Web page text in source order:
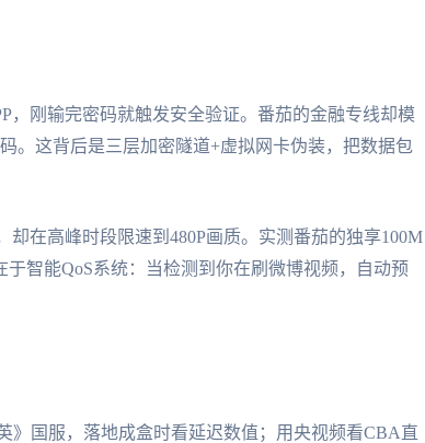
，刚输完密码就触发安全验证。番茄的金融专线却模
。这背后是三层加密隧道+虚拟网卡伪装，把数据包
在高峰时段限速到480P画质。实测番茄的独享100M
智能QoS系统：当检测到你在刷微博视频，自动预
》国服，落地成盒时看延迟数值；用央视频看CBA直